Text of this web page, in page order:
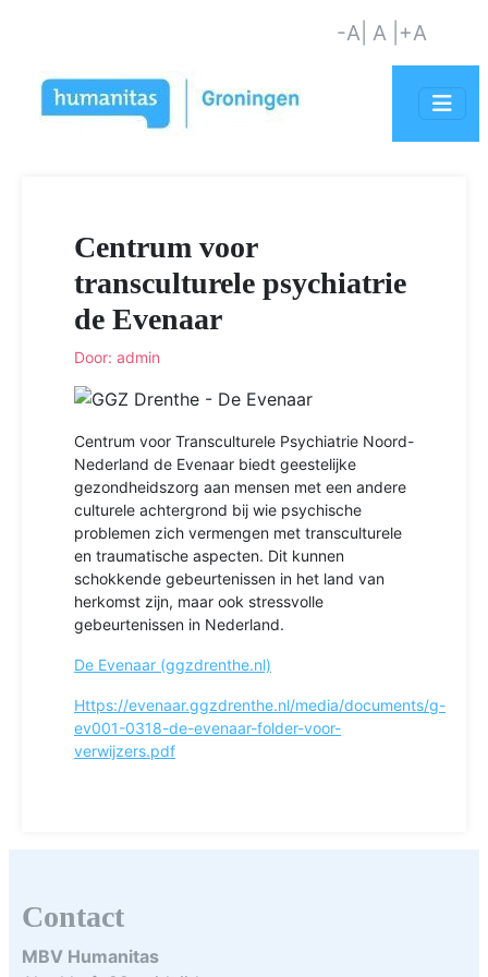
-A | A | +A
Centrum voor
transculturele psychiatrie
de Evenaar
Door: admin
Centrum voor Transculturele Psychiatrie Noord-
Nederland de Evenaar biedt geestelijke
gezondheidszorg aan mensen met een andere
culturele achtergrond bij wie psychische
problemen zich vermengen met transculturele
en traumatische aspecten. Dit kunnen
schokkende gebeurtenissen in het land van
herkomst zijn, maar ook stressvolle
gebeurtenissen in Nederland.
De Evenaar (ggzdrenthe.nl)
Https://evenaar.ggzdrenthe.nl/media/documents/g-
ev001-0318-de-evenaar-folder-voor-
verwijzers.pdf
Contact
MBV Humanitas